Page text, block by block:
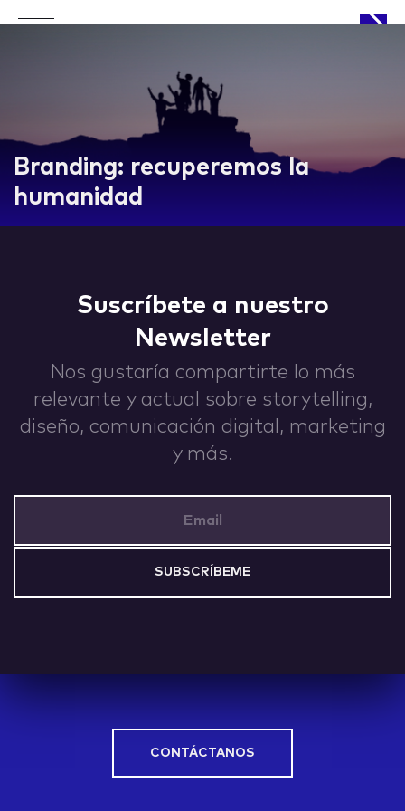
Branding: recuperemos la
humanidad
Suscríbete a nuestro
Newsletter
Nos gustaría compartirte lo más
relevante y actual sobre storytelling,
diseño, comunicación digital, marketing
y más.
CONTÁCTANOS
APPROACH
WORKS
CONTACT